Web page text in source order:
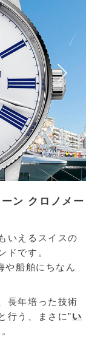
ン クロノメー
いえるスイスの
ドです。
や船舶にちなん
長年培った技術
行う、まさに”い